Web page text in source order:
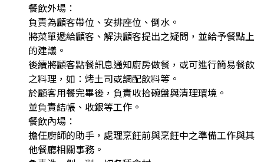
餐飲外場：
負責為顧客帶位、安排座位、倒水。
將菜單遞給顧客、解決顧客提出之疑問，並給予餐點上
的建議。
後續將顧客點餐訊息通知廚房做餐，或可進行簡易餐飲
之料理，如：烤土司或調配飲料等。
於顧客用餐完畢後，負責收拾碗盤與清理環境。
並負責結帳、收銀等工作。
餐飲內場：
擔任廚師的助手，處理烹飪前與烹飪中之準備工作與其
他餐廳相關事務。